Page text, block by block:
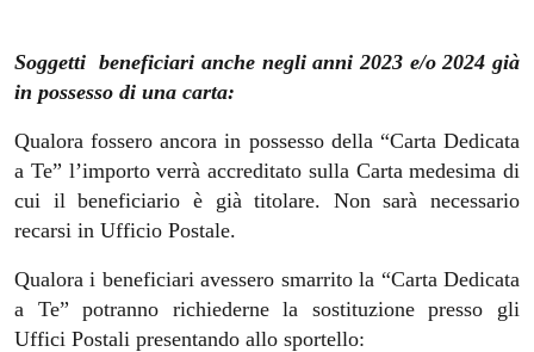
Soggetti beneficiari anche negli anni 2023 e/o 2024 già
in possesso di una carta:
Qualora fossero ancora in possesso della “Carta Dedicata
a Te” l’importo verrà accreditato sulla Carta medesima di
cui il beneficiario è già titolare. Non sarà necessario
recarsi in Ufficio Postale.
Qualora i beneficiari avessero smarrito la “Carta Dedicata
a Te” potranno richiederne la sostituzione presso gli
Uffici Postali presentando allo sportello: